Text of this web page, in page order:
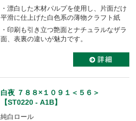
・漂白した木材パルプを使用し、片面だけ
平滑に仕上げた白色系の薄物クラフト紙
・印刷も引き立つ艶面とナチュラルなザラ
面、表裏の違いが魅力です。
白夜 ７８８×１０９１＜５６＞
【ST0220 - A1B】
純白ロール